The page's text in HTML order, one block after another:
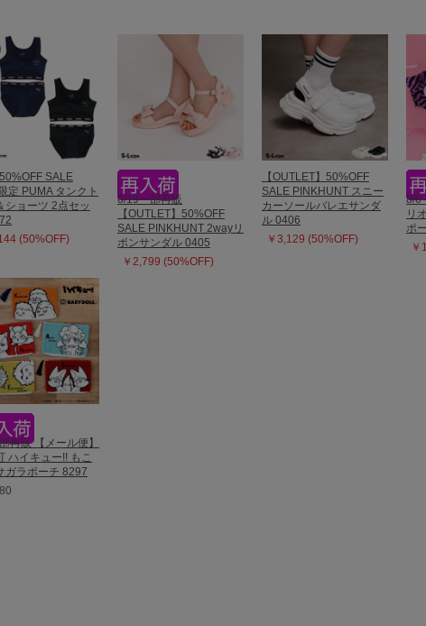
SALE
定 PUMA タンクト
ショーツ 2点セッ
(50%OFF)
6/19一部再販
【OUTLET】50%OFF
SALE PINKHUNT 2wayリ
ボンサンダル 0405
￥2,799 (50%OFF)
【OUTLET】50%OFF
SALE PINKHUNT スニー
カーソールバレエサンダ
ル 0406
￥3,129 (50%OFF)
8/6
リ
ポ
￥
再販 【メール便】
ハイキュー!! もこ
ガラポーチ 8297